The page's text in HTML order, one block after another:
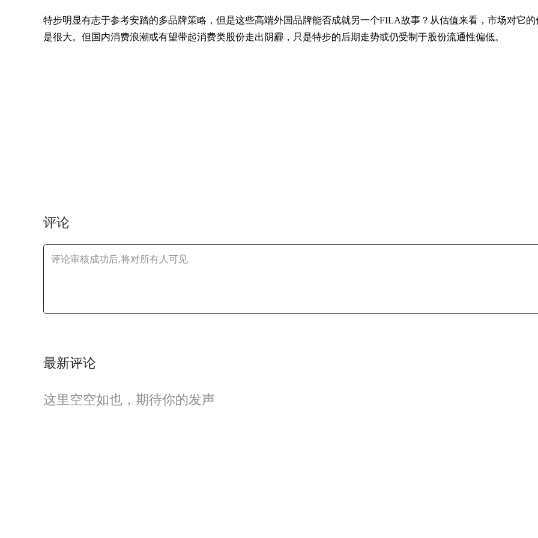
特步明显有志于参考安踏的多品牌策略，但是这些高端外国品牌能否成就另一个FILA故事？从估值来看，市场对它的
是很大。但国内消费浪潮或有望带起消费类股份走出阴霾，只是特步的后期走势或仍受制于股份流通性偏低。
评论
最新评论
这里空空如也，期待你的发声